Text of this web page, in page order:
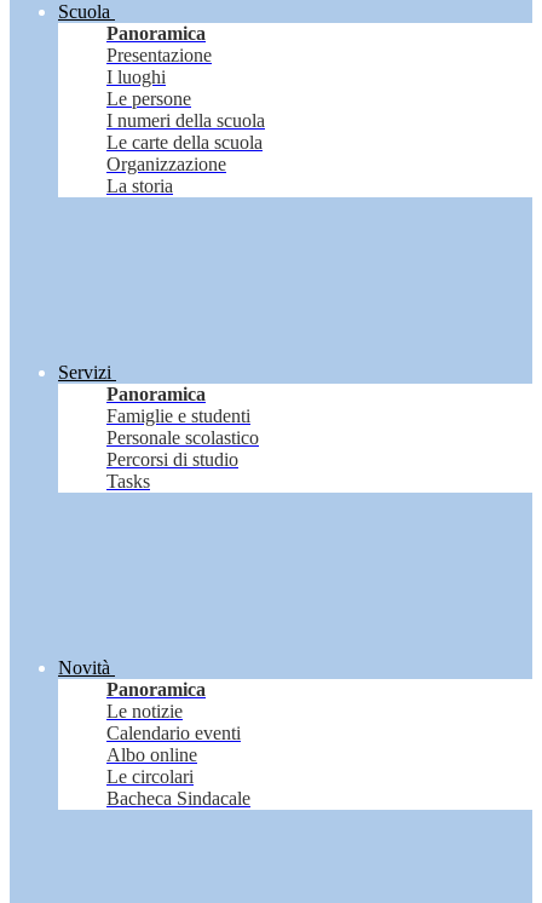
Scuola
Panoramica
Presentazione
I luoghi
Le persone
I numeri della scuola
Le carte della scuola
Organizzazione
La storia
Servizi
Panoramica
Famiglie e studenti
Personale scolastico
Percorsi di studio
Tasks
Novità
Panoramica
Le notizie
Calendario eventi
Albo online
Le circolari
Bacheca Sindacale